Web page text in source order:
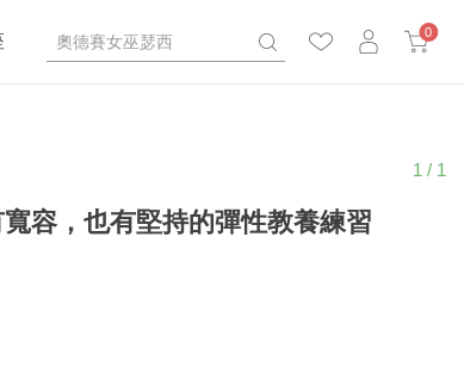
0
1 / 1
容，也有堅持的彈性教養練習